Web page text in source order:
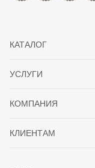
КАТАЛОГ
УСЛУГИ
КОМПАНИЯ
КЛИЕНТАМ